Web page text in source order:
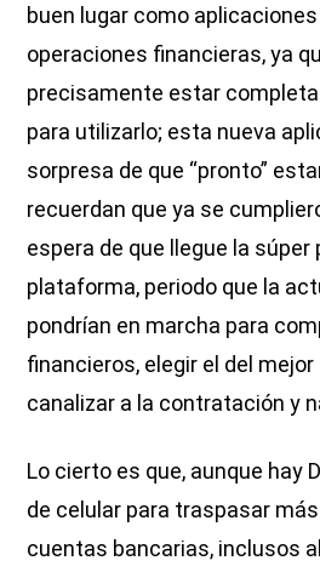
buen lugar como
operaciones financieras, ya
precisamente estar
para utilizarlo; esta nueva
sorpresa de que “pronto”
recuerdan que ya se
espera de que llegue la súper
plataforma, periodo que la
pondrían en marcha para
financieros, elegir el del
canalizar a la contratación y
Lo cierto es que, aunque hay
de celular para traspasar
cuentas bancarias, inclusos